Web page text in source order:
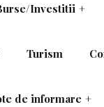
Investitii +
Turism
de informare +